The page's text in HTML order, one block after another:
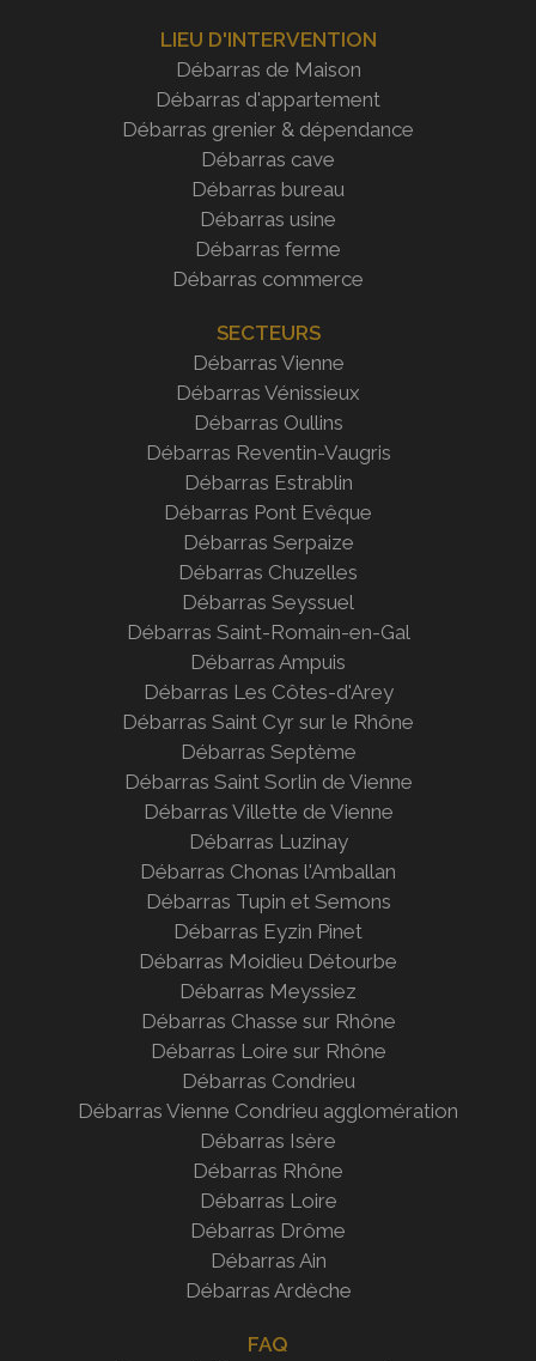
LIEU D'INTERVENTION
Débarras de Maison
Débarras d'appartement
Débarras grenier & dépendance
Débarras cave
Débarras bureau
Débarras usine
Débarras ferme
Débarras commerce
SECTEURS
Débarras Vienne
Débarras Vénissieux
Débarras Oullins
Débarras Reventin-Vaugris
Débarras Estrablin
Débarras Pont Evêque
Débarras Serpaize
Débarras Chuzelles
Débarras Seyssuel
Débarras Saint-Romain-en-Gal
Débarras Ampuis
Débarras Les Côtes-d'Arey
Débarras Saint Cyr sur le Rhône
Débarras Septème
Débarras Saint Sorlin de Vienne
Débarras Villette de Vienne
Débarras Luzinay
Débarras Chonas l'Amballan
Débarras Tupin et Semons
Débarras Eyzin Pinet
Débarras Moidieu Détourbe
Débarras Meyssiez
Débarras Chasse sur Rhône
Débarras Loire sur Rhône
Débarras Condrieu
Débarras Vienne Condrieu agglomération
Débarras Isère
Débarras Rhône
Débarras Loire
Débarras Drôme
Débarras Ain
Débarras Ardèche
FAQ